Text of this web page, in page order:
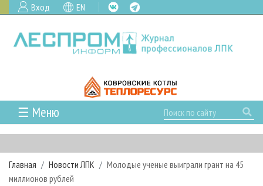
Вход EN
☰ Меню
ГЛАВНАЯ
РУБРИКИ И ТЕМЫ
РУБРИКИ ЖУРНАЛА
НОВОСТИ
Главная Новости ЛПК
Молодые ученые выиграли грант на 45
миллионов рублей